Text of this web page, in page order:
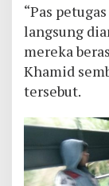
“Pas
langsung
mereka
Khamid
tersebut.